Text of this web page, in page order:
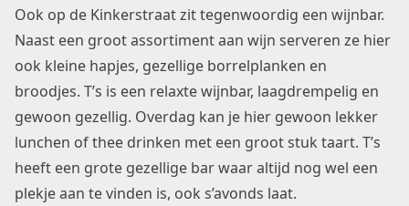
Ook op de Kinkerstraat zit tegenwoordig een wijnbar.
Naast een groot assortiment aan wijn serveren ze hier
ook kleine hapjes, gezellige borrelplanken en
broodjes. T’s is een relaxte wijnbar, laagdrempelig en
gewoon gezellig. Overdag kan je hier gewoon lekker
lunchen of thee drinken met een groot stuk taart. T’s
heeft een grote gezellige bar waar altijd nog wel een
plekje aan te vinden is, ook s’avonds laat.